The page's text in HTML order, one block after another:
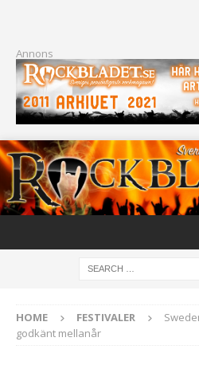
Annons
HOME FESTIVALER
godkänt mellanår